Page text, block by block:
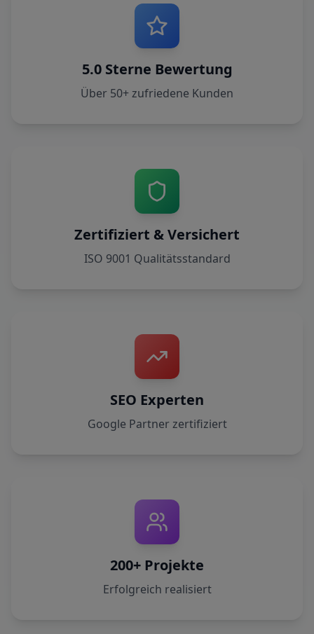
5.0 Sterne Bewertung
Über 50+ zufriedene Kunden
Zertifiziert & Versichert
ISO 9001 Qualitätsstandard
SEO Experten
Google Partner zertifiziert
200+ Projekte
Erfolgreich realisiert